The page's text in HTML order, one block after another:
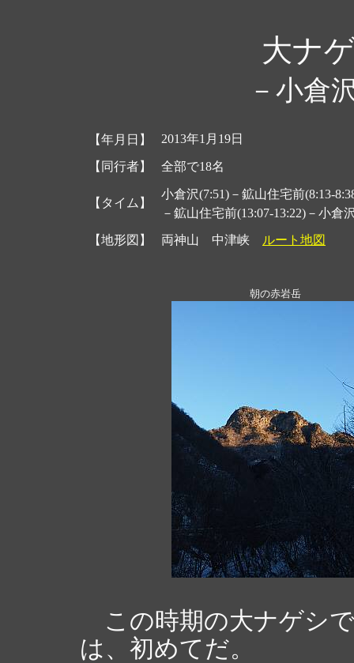
大ナ
－小倉
【年月日】 2013年1月19日
【同行者】 全部で18名
【タイム】
小倉沢(7:51)－鉱山住宅前(8:13-
－鉱山住宅前(13:07-13:22)－小倉
【地形図】
両神山 中津峡 ルート地図
朝の赤岩岳
この時期の大ナゲシ
は、初めてだ。